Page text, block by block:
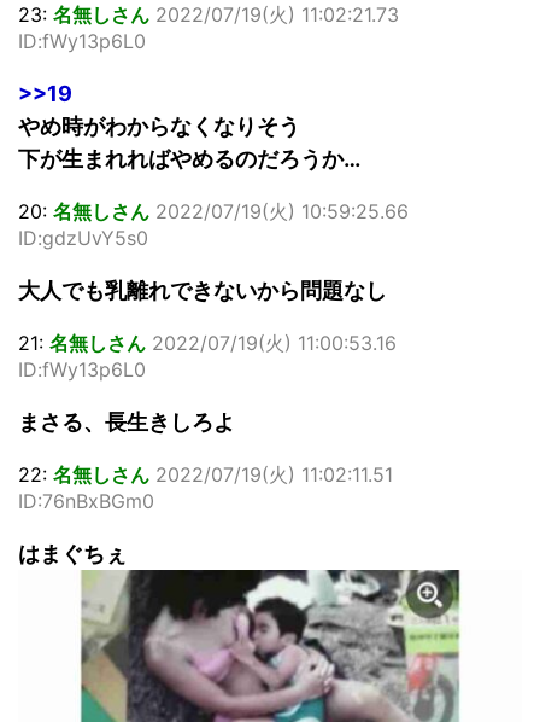
23: 名無しさん 2022/07/19(火) 11:02:21.73
ID:fWy13p6L0
>>19
やめ時がわからなくなりそう
下が生まれればやめるのだろうか…
20: 名無しさん 2022/07/19(火) 10:59:25.66
ID:gdzUvY5s0
大人でも乳離れできないから問題なし
21: 名無しさん 2022/07/19(火) 11:00:53.16
ID:fWy13p6L0
まさる、長生きしろよ
22: 名無しさん 2022/07/19(火) 11:02:11.51
ID:76nBxBGm0
はまぐちぇ